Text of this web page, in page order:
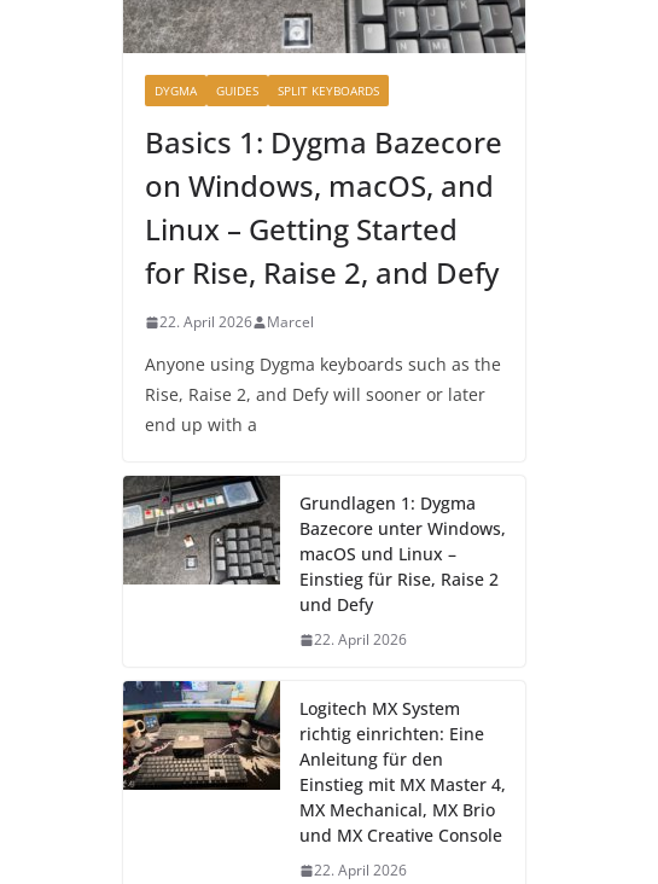
DYGMA GUIDES SPLIT KEYBOARDS
Basics 1: Dygma Bazecore
on Windows, macOS, and
Linux – Getting Started
for Rise, Raise 2, and Defy
22. April 2026 Marcel
Anyone using Dygma keyboards such as the
Rise, Raise 2, and Defy will sooner or later
end up with a
Grundlagen 1: Dygma
Bazecore unter Windows,
macOS und Linux –
Einstieg für Rise, Raise 2
und Defy
22. April 2026
Logitech MX System
richtig einrichten: Eine
Anleitung für den
Einstieg mit MX Master 4,
MX Mechanical, MX Brio
und MX Creative Console
22. April 2026